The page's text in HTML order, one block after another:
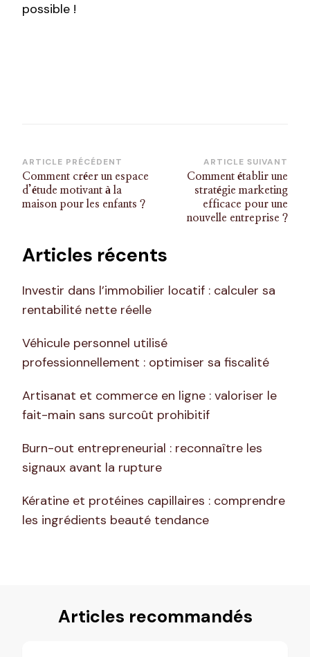
possible !
Navigation
d’article
ARTICLE PRÉCÉDENT
Comment créer un espace
d’étude motivant à la
maison pour les enfants ?
ARTICLE SUIVANT
Comment établir une
stratégie marketing
efficace pour une
nouvelle entreprise ?
Articles récents
Investir dans l’immobilier locatif : calculer sa
rentabilité nette réelle
Véhicule personnel utilisé
professionnellement : optimiser sa fiscalité
Artisanat et commerce en ligne : valoriser le
fait-main sans surcoût prohibitif
Burn-out entrepreneurial : reconnaître les
signaux avant la rupture
Kératine et protéines capillaires : comprendre
les ingrédients beauté tendance
Articles recommandés